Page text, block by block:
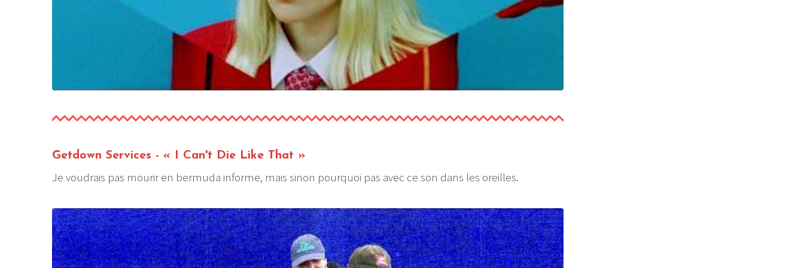
Getdown Services - « I Can't Die Like That »
Je voudrais pas mourir en bermuda informe, mais sinon pourquoi pas avec ce son dans les oreilles.